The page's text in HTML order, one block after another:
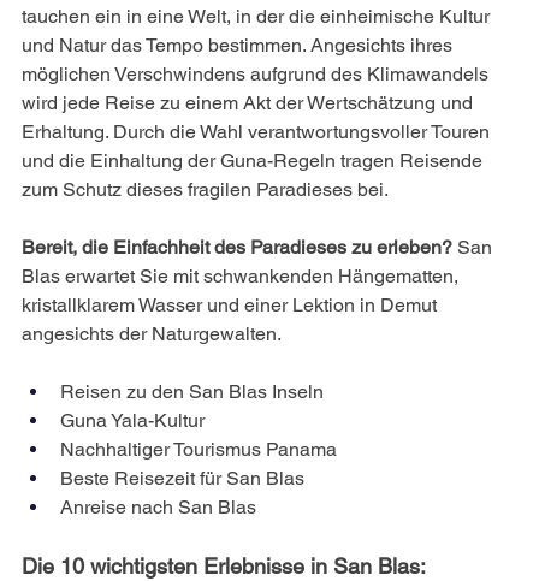
tauchen ein in eine Welt, in der die einheimische Kultur
und Natur das Tempo bestimmen. Angesichts ihres
möglichen Verschwindens aufgrund des Klimawandels
wird jede Reise zu einem Akt der Wertschätzung und
Erhaltung. Durch die Wahl verantwortungsvoller Touren
und die Einhaltung der Guna-Regeln tragen Reisende
zum Schutz dieses fragilen Paradieses bei.
Bereit, die Einfachheit des Paradieses zu erleben? San
Blas erwartet Sie mit schwankenden Hängematten,
kristallklarem Wasser und einer Lektion in Demut
angesichts der Naturgewalten.
Reisen zu den San Blas Inseln
Guna Yala-Kultur
Nachhaltiger Tourismus Panama
Beste Reisezeit für San Blas
Anreise nach San Blas
Die 10 wichtigsten Erlebnisse in San Blas: